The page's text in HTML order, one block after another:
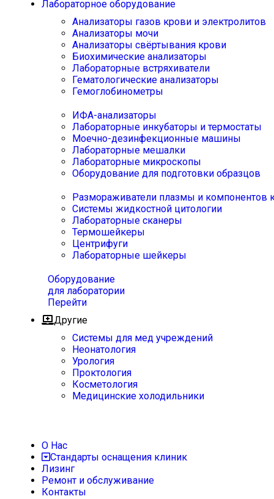
Лабораторное оборудование
Анализаторы газов крови и электролитов
Анализаторы мочи
Анализаторы свёртывания крови
Биохимические анализаторы
Лабораторные встряхиватели
Гематологические анализаторы
Гемоглобинометры
ИФА-анализаторы
Лабораторные инкубаторы и термостаты
Моечно-дезинфекционные машины
Лабораторные мешалки
Лабораторные микроскопы
Оборудование для подготовки образцов
Размораживатели плазмы и компонентов
Системы жидкостной цитологии
Лабораторные сканеры
Термошейкеры
Центрифуги
Лабораторные шейкеры
Оборудование
для лаборатории
Перейти
Другие
Системы для мед учреждений
Неонатология
Урология
Проктология
Косметология
Медицинские холодильники
О Нас
Стандарты оснащения клиник
Лизинг
Ремонт и обслуживание
Контакты